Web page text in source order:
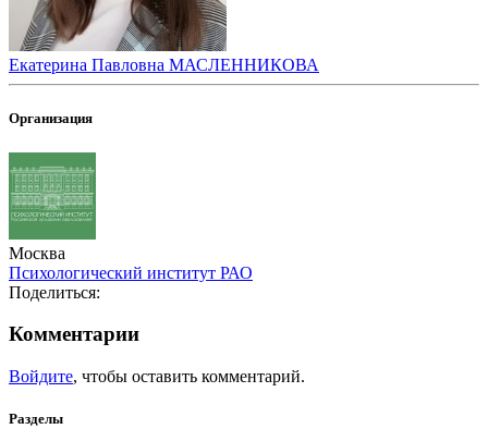
Екатерина Павловна МАСЛЕННИКОВА
Организация
Москва
Психологический институт РАО
Поделиться:
Комментарии
Войдите, чтобы оставить комментарий.
Разделы